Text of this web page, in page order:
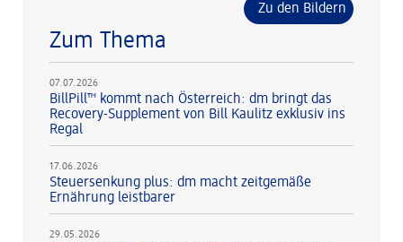
Zu den Bildern
Zum Thema
07.07.2026
BillPill™ kommt nach Österreich: dm bringt das
Recovery-Supplement von Bill Kaulitz exklusiv ins
Regal
17.06.2026
Steuersenkung plus: dm macht zeitgemäße
Ernährung leistbarer
29.05.2026